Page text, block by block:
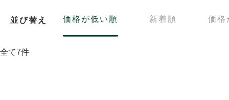
並び替え 価格が低い順 新着順 価格
全て7件